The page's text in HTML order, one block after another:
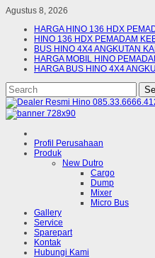
Agustus 8, 2026
HARGA HINO 136 HDX
HINO 136 HDX PEMADAM
BUS HINO 4X4 ANGKUTAN
HARGA MOBIL HINO
HARGA BUS HINO 4X4
Profil Perusahaan
Produk
New Dutro
Cargo
Dump
Mixer
Micro Bus
Gallery
Service
Sparepart
Kontak
Hubungi Kami